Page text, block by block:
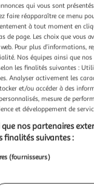
(1)
bio
Les 2 Vaches est
Préparée
sa recette
caramel
gourmandes
connaître le prix
Afficher le prix
qui vous sont
faire réapparaître ce menu
à tout moment en
de page. Les choix que vous
Pour plus d’informations,
Nos équipes ainsi que nos
les finalités suivantes :
Analyser activement les
et/ou accéder à des
mesure de
et développement de
que nos partenaires
finalités suivantes :
(fournisseurs)